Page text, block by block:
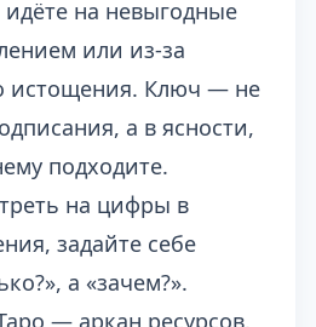
на невыгодные
или из-за
истощения. Ключ — не
а в ясности,
подходите.
на цифры в
задайте себе
а «зачем?».
— аркан ресурсов,